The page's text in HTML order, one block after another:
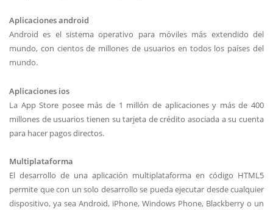
Aplicaciones android
Android es el sistema operativo para móviles más extendido del
mundo, con cientos de millones de usuarios en todos los países del
mundo.
Aplicaciones ios
La App Store posee más de 1 millón de aplicaciones y más de 400
millones de usuarios tienen su tarjeta de crédito asociada a su cuenta
para hacer pagos directos.
Multiplataforma
El desarrollo de una aplicación multiplataforma en código HTML5
permite que con un solo desarrollo se pueda ejecutar desde cualquier
dispositivo, ya sea Android, iPhone, Windows Phone, Blackberry o un